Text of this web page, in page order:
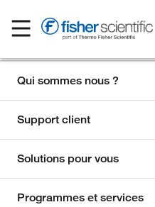
Qui sommes nous ?
Support client
Solutions pour vous
Programmes et services